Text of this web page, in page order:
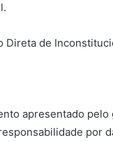
de
apresentado
por